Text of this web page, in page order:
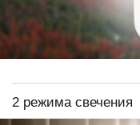
2 режима свечения